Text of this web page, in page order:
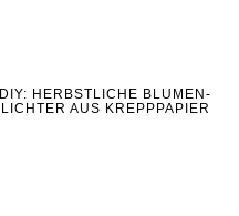
DIY: HERBSTLICHE BLUMEN-
LICHTER AUS KREPPPAPIER